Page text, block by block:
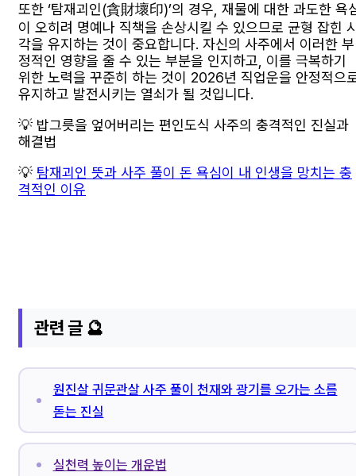
또한 ‘탐재괴인(貪財壞印)’의 경우, 재물에 대한 과도한 욕
이 오히려 명예나 직책을 손상시킬 수 있으므로 균형 잡힌
각을 유지하는 것이 중요합니다. 자신의 사주에서 이러한 부
정적인 영향을 줄 수 있는 부분을 인지하고, 이를 극복하기
위한 노력을 꾸준히 하는 것이 2026년 직업운을 안정적으
유지하고 발전시키는 열쇠가 될 것입니다.
💡 밥그릇을 엎어버리는 편인도식 사주의 충격적인 진실과
해결법
💡 탐재괴인 뜻과 사주 풀이 돈 욕심이 내 인생을 망치는 충
격적인 이유
관련 글 🔮
원진살 귀문관살 사주 풀이 천재와 광기를 오가는 소름
돋는 진실
실천력 높이는 개운법